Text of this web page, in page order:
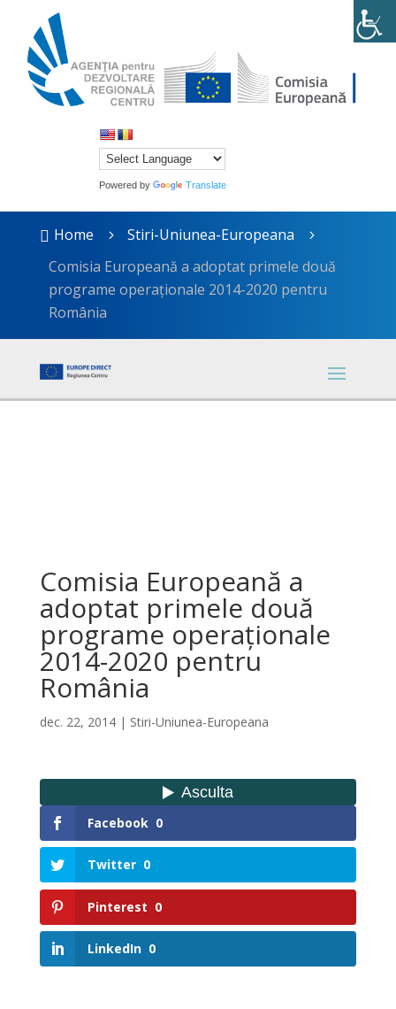
Powered by Translate
 Home 5 Stiri-Uniunea-Europeana 5
Comisia Europeană a adoptat primele două
programe operaționale 2014-2020 pentru
România
Comisia Europeană a
adoptat primele două
programe operaționale
2014-2020 pentru
România
dec. 22, 2014| Stiri-Uniunea-Europeana
Facebook 0
Twitter 0
Pinterest 0
LinkedIn 0